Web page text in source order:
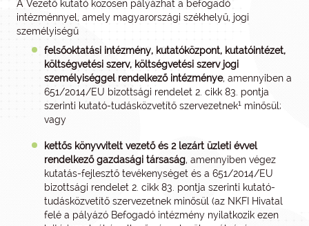
A Vezető kutató közösen pályázhat a befogadó
intézménnyel, amely magyarországi székhelyű, jogi
személyiségű
felsőoktatási intézmény, kutatóközpont, kutatóintézet,
költségvetési szerv, költségvetési szerv jogi
személyiséggel rendelkező intézménye, amennyiben a
651/2014/EU bizottsági rendelet 2. cikk 83. pontja
szerinti kutató-tudásközvetítő szervezetnek1 minősül;
vagy
kettős könyvvitelt vezető és 2 lezárt üzleti évvel
rendelkező gazdasági társaság, amennyiben végez
kutatás-fejlesztő tevékenységet és a 651/2014/EU
bizottsági rendelet 2. cikk 83. pontja szerinti kutató-
tudásközvetítő szervezetnek minősül (az NKFI Hivatal
felé a pályázó Befogadó intézmény nyilatkozik ezen